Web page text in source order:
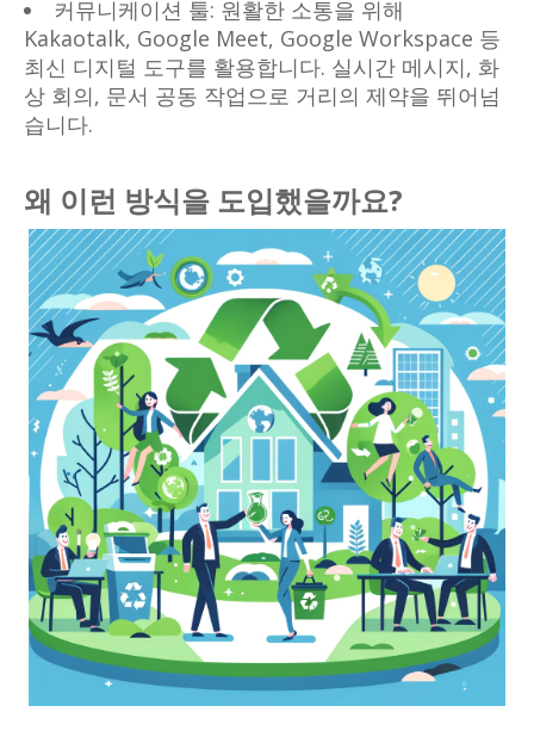
커뮤니케이션 툴: 원활한 소통을 위해
Kakaotalk, Google Meet, Google Workspace 등
최신 디지털 도구를 활용합니다. 실시간 메시지, 화
상 회의, 문서 공동 작업으로 거리의 제약을 뛰어넘
습니다.
왜 이런 방식을 도입했을까요?